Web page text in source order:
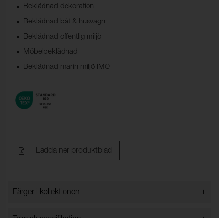
Beklädnad dekoration
Beklädnad båt & husvagn
Beklädnad offentlig miljö
Möbelbeklädnad
Beklädnad marin miljö IMO
Ladda ner produktblad
Färger i kollektionen +